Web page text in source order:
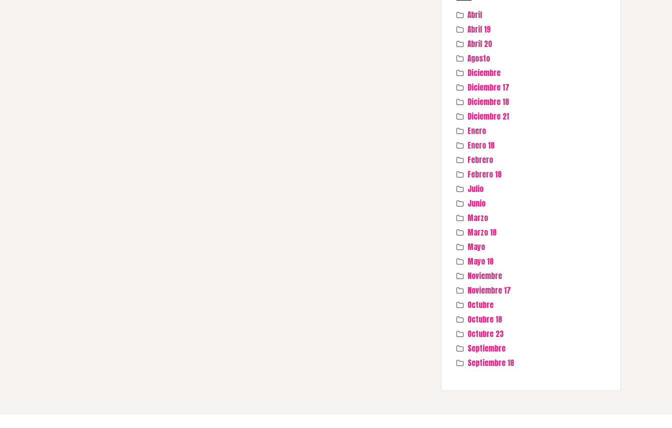
Abril
Abril 19
Abril 20
Agosto
Diciembre
Diciembre 17
Diciembre 18
Diciembre 21
Enero
Enero 18
Febrero
Febrero 18
Julio
Junio
Marzo
Marzo 18
Mayo
Mayo 18
Noviembre
Noviembre 17
Octubre
Octubre 18
Octubre 23
Septiembre
Septiembre 18